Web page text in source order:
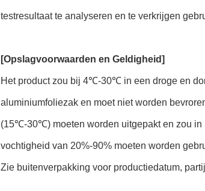
testresultaat te analyseren en te verkrijgen
[Opslagvoorwaarden en Geldigheid]
Het product zou bij 4℃-30℃ in een droge en
aluminiumfoliezak en moet niet worden
(15℃-30℃) moeten worden uitgepakt en zou
vochtigheid van 20%-90% moeten worden
Zie buitenverpakking voor productiedatum,